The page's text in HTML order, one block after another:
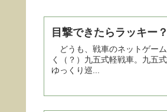
目撃できたらラッキー
どうも、戦車のネットゲー
く（？）九五式軽戦車。九五
ゆっくり巡...